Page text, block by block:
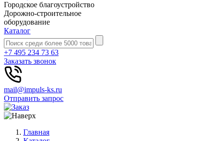
Городское благоустройство
Дорожно-строительное
оборудование
Каталог
+7 495 234 73 63
Заказать звонок
mail@impuls-ks.ru
Отправить запрос
Главная